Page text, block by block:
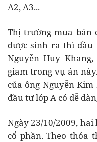
A2, A3...
Thị trường mua bán
được sinh ra thì
Nguyễn Huy
giam trong vụ án
của ông Nguyễn
đầu tư lớp A có dễ
Ngày 23/10/2009,
cổ phần. Theo thỏa